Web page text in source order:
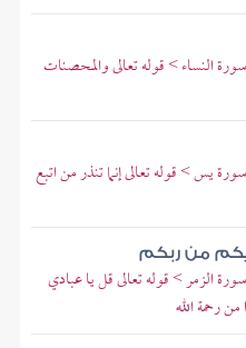
النساء > قوله تعالى والمحصنات
يس > قوله تعالى إنما تنذر من اتبع
من ربكم
الزمر > قوله تعالى قل يا عبادي
رحمة الله